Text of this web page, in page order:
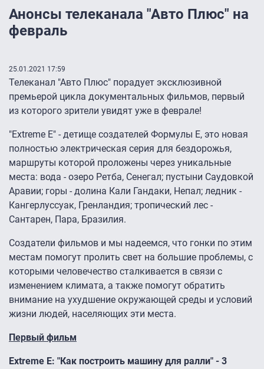
Анонсы телеканала "Авто Плюс" на
февраль
25.01.2021 17:59
Телеканал "Авто Плюс" порадует эксклюзивной
премьерой цикла документальных фильмов, первый
из которого зрители увидят уже в феврале!
"Extreme E" - детище создателей Формулы E, это новая
полностью электрическая серия для бездорожья,
маршруты которой проложены через уникальные
места: вода - озеро Ретба, Сенегал; пустыни Саудовкой
Аравии; горы - долина Кали Гандаки, Непал; ледник -
Кангерлуссуак, Гренландия; тропический лес -
Сантарен, Пара, Бразилия.
Создатели фильмов и мы надеемся, что гонки по этим
местам помогут пролить свет на большие проблемы, с
которыми человечество сталкивается в связи с
изменением климата, а также помогут обратить
внимание на ухудшение окружающей среды и условий
жизни людей, населяющих эти места.
Первый фильм
Extreme E: "Как построить машину для ралли" - 3